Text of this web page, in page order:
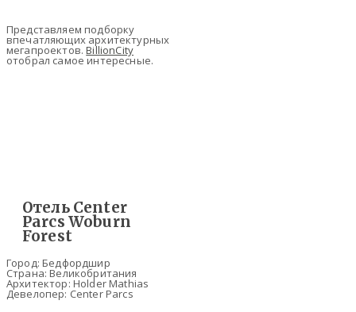
Представляем подборку
впечатляющих архитектурных
мегапроектов.BillionCity
отобрал самое интересные.
Отель Center
Parcs Woburn
Forest
Город: Бедфордшир
Страна: Великобритания
Архитектор: Holder Mathias
Девелопер: Center Parcs